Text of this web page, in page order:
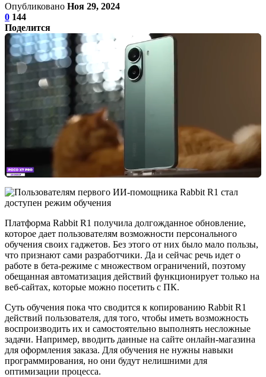
Опубликовано Ноя 29, 2024
0 144
Поделится
Платформа Rabbit R1 получила долгожданное обновление,
которое дает пользователям возможности персонального
обучения своих гаджетов. Без этого от них было мало пользы,
что признают сами разработчики. Да и сейчас речь идет о
работе в бета-режиме с множеством ограничений, поэтому
обещанная автоматизация действий функционирует только на
веб-сайтах, которые можно посетить с ПК.
Суть обучения пока что сводится к копированию Rabbit R1
действий пользователя, для того, чтобы иметь возможность
воспроизводить их и самостоятельно выполнять несложные
задачи. Например, вводить данные на сайте онлайн-магазина
для оформления заказа. Для обучения не нужны навыки
программирования, но они будут нелишними для
оптимизации процесса.